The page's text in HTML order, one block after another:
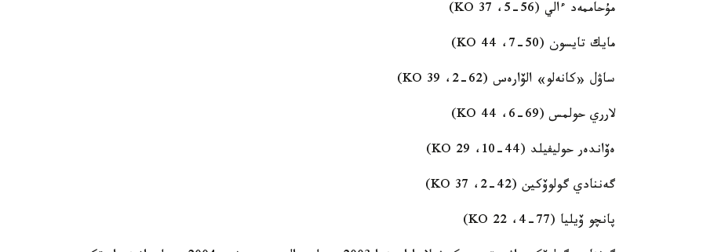
مۇحاممەد ءالي (56-5، 37 KO)
مايك تايسون (50-7، 44 KO)
ساۋل «كانەلو» الۆارەس (62-2، 39 KO)
لارري حولمس (69-6، 44 KO)
ەۆاندەر حوليفيلد (44-10، 29 KO)
گەننادي گولوۆكين (42-2، 37 KO)
پانچو ۆيليا (77-4، 22 KO)